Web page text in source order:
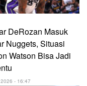
DeRozan Masuk
Nuggets, Situasi
Watson Bisa Jadi
- 16:47